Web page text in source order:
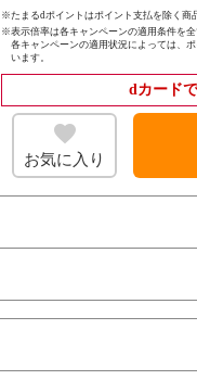
※たまるdポイントはポイント支払を除く商
※表示倍率は各キャンペーンの適用条件を
各キャンペーンの適用状況によっては、
います。
dカード
お気に入り